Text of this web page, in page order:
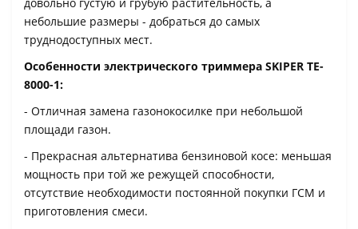
довольно густую и грубую растительность, а
небольшие размеры - добраться до самых
труднодоступных мест.
Особенности электрического триммера SKIPER TE-
8000-1:
- Отличная замена газонокосилке при небольшой
площади газон.
- Прекрасная альтернатива бензиновой косе: меньшая
мощность при той же режущей способности,
отсутствие необходимости постоянной покупки ГСМ и
приготовления смеси.